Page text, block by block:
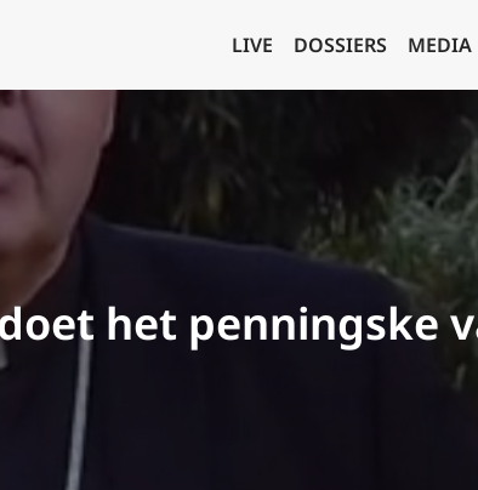
LIVE DOSSIERS MEDIA
het penningske